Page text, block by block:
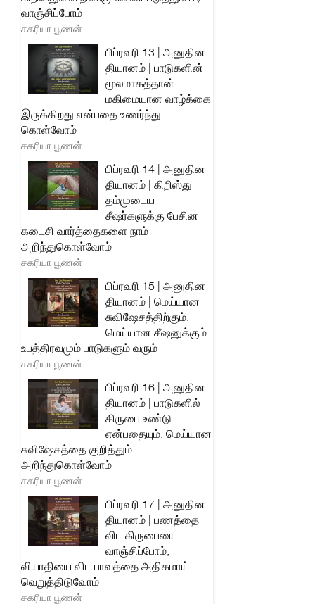
வாஞ்சிப்போம்
சகரியா பூணன்
பிப்ரவரி 13 | அனுதின
தியானம் | பாடுகளின்
மூலமாகத்தான்
மகிமையான வாழ்க்கை
இருக்கிறது என்பதை உணர்ந்து
கொள்வோம்
சகரியா பூணன்
பிப்ரவரி 14 | அனுதின
தியானம் | கிறிஸ்து
தம்முடைய
சீஷர்களுக்கு பேசின
கடைசி வார்த்தைகளை நாம்
அறிந்துகொள்வோம்
சகரியா பூணன்
பிப்ரவரி 15 | அனுதின
தியானம் | மெய்யான
சுவிஷேசத்திற்கும்,
மெய்யான சீஷனுக்கும்
உபத்திரவமும் பாடுகளும் வரும்
சகரியா பூணன்
பிப்ரவரி 16 | அனுதின
தியானம் | பாடுகளில்
கிருபை உண்டு
என்பதையும், மெய்யான
சுவிஷேசத்தை குறித்தும்
அறிந்துகொள்வோம்
சகரியா பூணன்
பிப்ரவரி 17 | அனுதின
தியானம் | பணத்தை
விட கிருபையை
வாஞ்சிப்போம்,
வியாதியை விட பாவத்தை அதிகமாய்
வெறுத்திடுவோம்
சகரியா பூணன்